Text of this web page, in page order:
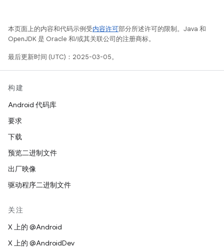
本页面上的内容和代码示例受内容许可部分所述许可的限制。Java 和
OpenJDK 是 Oracle 和/或其关联公司的注册商标。
最后更新时间 (UTC)：2025-03-05。
构建
Android 代码库
要求
下载
预览二进制文件
出厂映像
驱动程序二进制文件
关注
X 上的 @Android
X 上的 @AndroidDev